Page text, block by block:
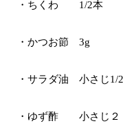
・ちくわ 1/2本
・かつお節 3g
・サラダ油 小さじ1/2
・ゆず酢 小さじ２